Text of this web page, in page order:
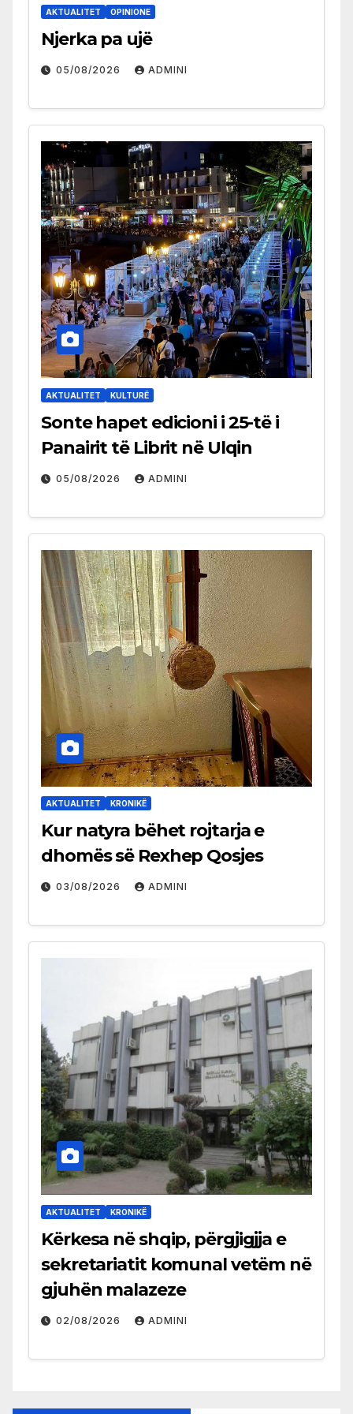
AKTUALITET OPINIONE
Njerka pa ujë
05/08/2026 ADMINI
AKTUALITET KULTURË
Sonte hapet edicioni i 25-të i
Panairit të Librit në Ulqin
05/08/2026 ADMINI
AKTUALITET KRONIKË
Kur natyra bëhet rojtarja e
dhomës së Rexhep Qosjes
03/08/2026 ADMINI
AKTUALITET KRONIKË
Kërkesa në shqip, përgjigjja e
sekretariatit komunal vetëm në
gjuhën malazeze
02/08/2026 ADMINI